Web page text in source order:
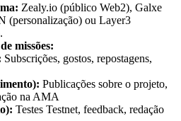
Zealy.io (público Web2), Galxe
(personalização) ou Layer3
missões:
Subscrições, gostos, repostagens,
Publicações sobre o projeto,
na AMA
Testes Testnet, feedback, redação